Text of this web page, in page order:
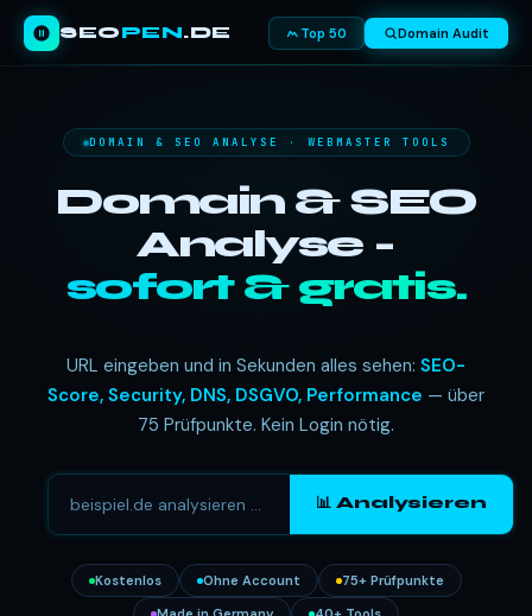
SEOPEN.DE Top 50 Domain Audit
DOMAIN & SEO ANALYSE · WEBMASTER TOOLS
Domain & SEO
Analyse -
sofort & gratis.
URL eingeben und in Sekunden alles sehen: SEO-
Score, Security, DNS, DSGVO, Performance — über
75 Prüfpunkte. Kein Login nötig.
📊 Analysieren
Kostenlos Ohne Account
75+ Prüfpunkte